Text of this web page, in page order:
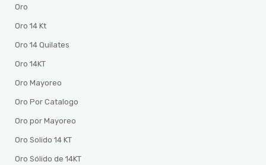
Oro
Oro 14 Kt
Oro 14 Quilates
Oro 14KT
Oro Mayoreo
Oro Por Catalogo
Oro por Mayoreo
Oro Solido 14 KT
Oro Sólido de 14KT